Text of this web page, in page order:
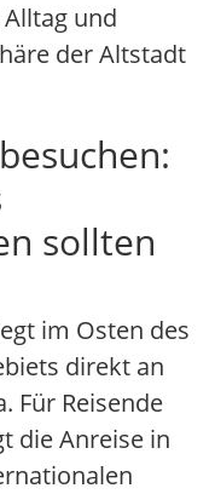
und
der Altstadt
sollten
im Osten des
direkt an
Für Reisende
die Anreise in